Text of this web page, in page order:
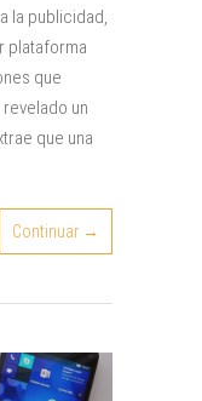
la publicidad,
plataforma
que
un
que una
Continuar →